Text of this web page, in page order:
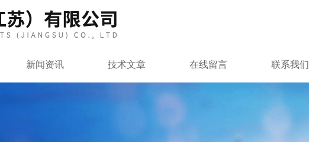
新闻资讯 技术文章 在线留言 联系我们